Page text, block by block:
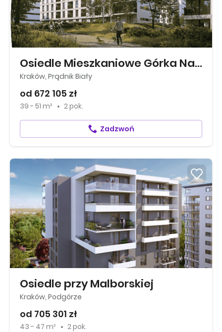
Osiedle Mieszkaniowe Górka Narodowa
Kraków, Prądnik Biały
od 672 105 zł
39 - 51 m² 2 pok.
Zadzwoń
Osiedle przy Malborskiej
Kraków, Podgórze
od 705 301 zł
43 - 47 m² 2 pok.